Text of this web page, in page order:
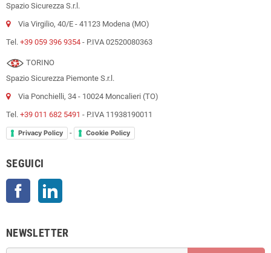
Spazio Sicurezza S.r.l.
Via Virgilio, 40/E - 41123 Modena (MO)
Tel. +39 059 396 9354 - P.IVA 02520080363
TORINO
Spazio Sicurezza Piemonte S.r.l.
Via Ponchielli, 34 - 10024 Moncalieri (TO)
Tel. +39 011 682 5491 - P.IVA 11938190011
Privacy Policy - Cookie Policy
SEGUICI
Facebook
NEWSLETTER